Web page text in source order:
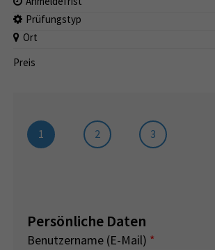
Prüfungstyp
Ort
Preis
1 2 3
Persönliche Daten
Benutzername (E-Mail) *